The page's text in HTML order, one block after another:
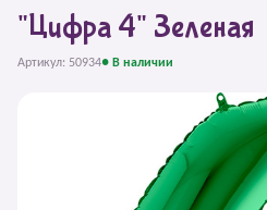
"Цифра 4" Зеленая
Артикул: 50934● В наличии